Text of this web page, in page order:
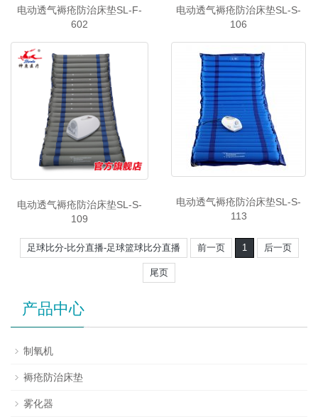
电动透气褥疮防治床垫SL-F-
602
电动透气褥疮防治床垫SL-S-
106
电动透气褥疮防治床垫SL-S-
109
电动透气褥疮防治床垫SL-S-
113
足球比分-比分直播-足球篮球比分直播 前一页 1 后一页
尾页
产品中心
制氧机
褥疮防治床垫
雾化器